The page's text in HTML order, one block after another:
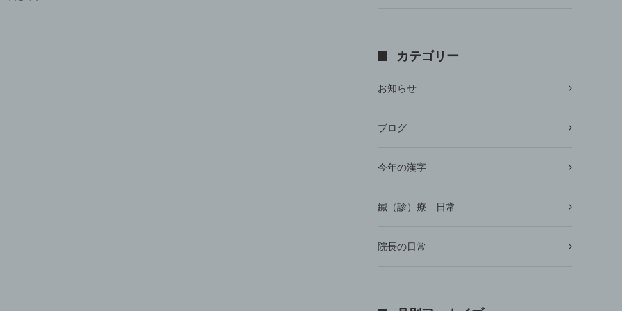
カテゴリー
お知らせ
ブログ
今年の漢字
鍼（診）療 日常
院長の日常